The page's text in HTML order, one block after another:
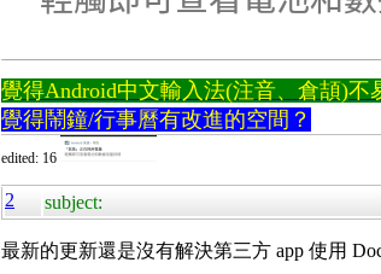
覺得Android中文輸入法(注音、倉頡)
覺得鬧鐘/行事曆有改進的空間？
edited: 16
2 subject:
最新的更新還是沒有解決第三方 app 使用